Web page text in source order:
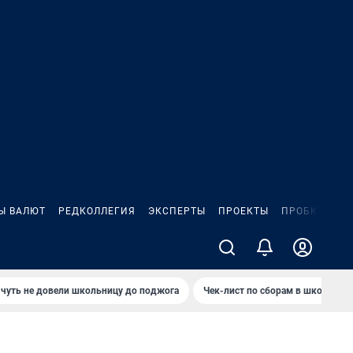
ВАЛЮТ РЕДКОЛЛЕГИЯ ЭКСПЕРТЫ ПРОЕКТЫ ПРОБКИ
не довели школьницу до поджога Чек-лист по сборам в школу в